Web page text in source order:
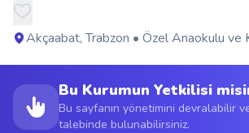
Şehirler
Duyurular
Akçaabat, Trabzon • Özel Anaokulu ve
Bu Kurumun Yetkilisi
Bu sayfanın yönetimini devralabilir
talebinde bulunabilirsiniz.